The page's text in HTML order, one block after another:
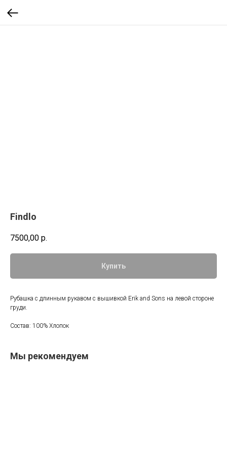
Findlo
7500,00 р.
Купить
Рубашка с длинным рукавом с вышивкой Erik and Sons на левой стороне
груди.
Состав: 100% Хлопок
Мы рекомендуем